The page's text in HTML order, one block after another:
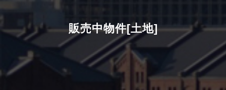
販売中物件[土地]